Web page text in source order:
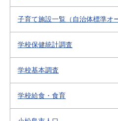
子育て施設一覧（自治体標準オ
学校保健統計調査
学校基本調査
学校給食・食育